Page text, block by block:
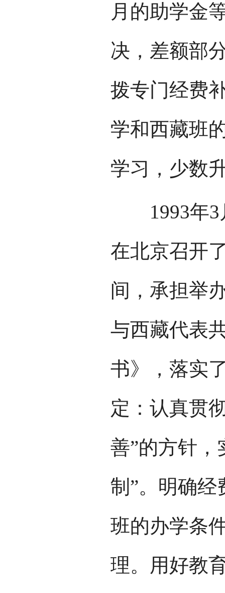
月的助学金
决，差额部
拨专门经费
学和西藏班
学习，少数
1993年3月
在北京召开
间，承担举
与西藏代表
书》，落实
定：认真贯
善”的方针，
制”。明确
班的办学条
理。用好教